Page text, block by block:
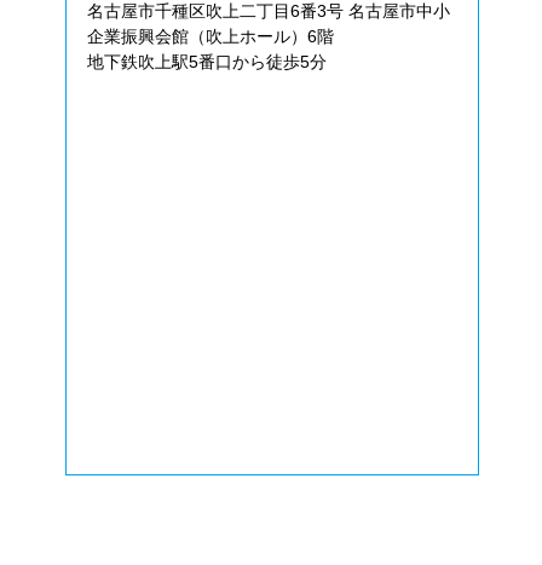
名古屋市千種区吹上二丁目6番3号 名古屋市中小
企業振興会館（吹上ホール）6階
地下鉄吹上駅5番口から徒歩5分